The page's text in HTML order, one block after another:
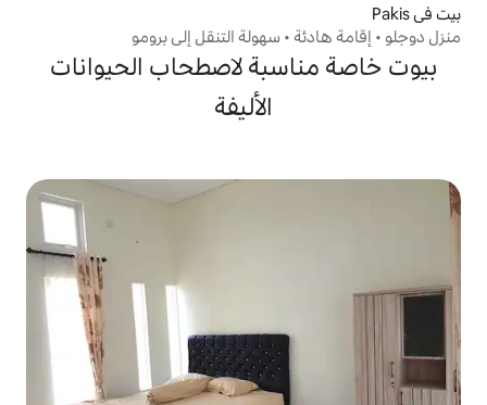
سهولة التنقل إلى برومو
لاصطحاب الحيوانات